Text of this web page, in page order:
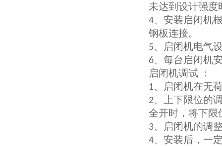
未达到设计强度
4、安装启闭机
钢板连接。
5、启闭机电气
6、每台启闭机
启闭机调试 ：
1、启闭机在无
2、上下限位的
全开时，将下限
3、启闭机的调
4、安装后，一